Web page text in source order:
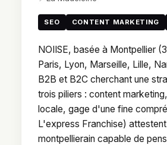
SEO CONTENT MARKETING
NOIISE, basée à Montpellier
Paris, Lyon, Marseille, Lille,
B2B et B2C cherchant une
trois piliers : content
locale, gage d'une fine
L'express Franchise)
montpellierain capable de